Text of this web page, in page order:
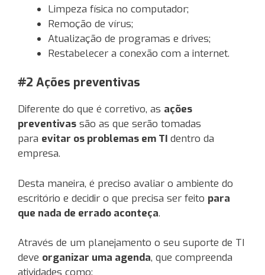
Limpeza física no computador;
Remoção de vírus;
Atualização de programas e drives;
Restabelecer a conexão com a internet.
#2 Ações preventivas
Diferente do que é corretivo, as ações
preventivas são as que serão tomadas
para evitar os problemas em TI dentro da
empresa.
Desta maneira, é preciso avaliar o ambiente do
escritório e decidir o que precisa ser feito para
que nada de errado aconteça.
Através de um planejamento o seu suporte de TI
deve organizar uma agenda, que compreenda